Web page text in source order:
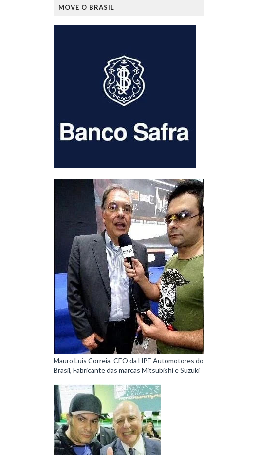
MOVE O BRASIL
Mauro Luis Correia, CEO da HPE Automotores do
Brasil, Fabricante das marcas Mitsubishi e Suzuki